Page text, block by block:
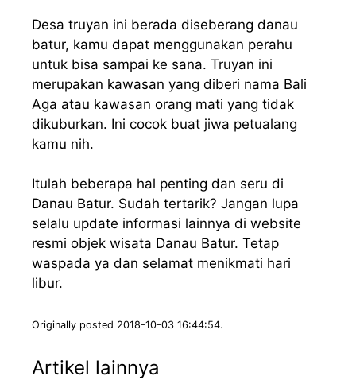
Desa truyan ini berada diseberang danau
batur, kamu dapat menggunakan perahu
untuk bisa sampai ke sana. Truyan ini
merupakan kawasan yang diberi nama Bali
Aga atau kawasan orang mati yang tidak
dikuburkan. Ini cocok buat jiwa petualang
kamu nih.
Itulah beberapa hal penting dan seru di
Danau Batur. Sudah tertarik? Jangan lupa
selalu update informasi lainnya di website
resmi objek wisata Danau Batur. Tetap
waspada ya dan selamat menikmati hari
libur.
Originally posted 2018-10-03 16:44:54.
Artikel lainnya